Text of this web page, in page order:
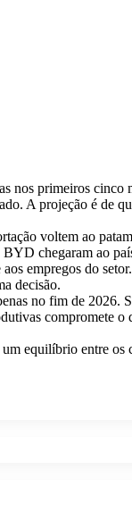
nos primeiros cinco
A projeção é de
voltem ao
chegaram ao
empregos do
decisão.
no fim de 2026.
compromete
equilíbrio entre os